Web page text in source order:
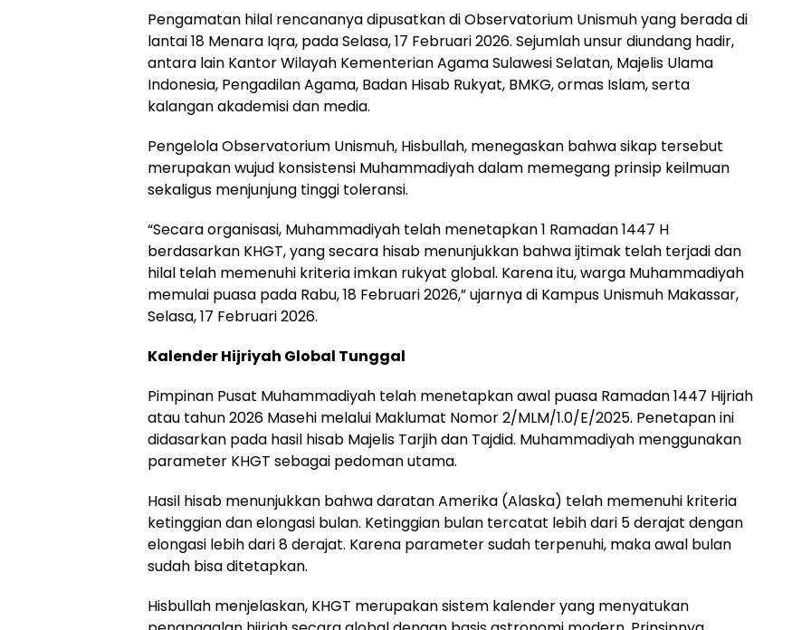
Pengamatan hilal rencananya dipusatkan di Observatorium Unismuh yang berada di
lantai 18 Menara Iqra, pada Selasa, 17 Februari 2026. Sejumlah unsur diundang hadir,
antara lain Kantor Wilayah Kementerian Agama Sulawesi Selatan, Majelis Ulama
Indonesia, Pengadilan Agama, Badan Hisab Rukyat, BMKG, ormas Islam, serta
kalangan akademisi dan media.
Pengelola Observatorium Unismuh, Hisbullah, menegaskan bahwa sikap tersebut
merupakan wujud konsistensi Muhammadiyah dalam memegang prinsip keilmuan
sekaligus menjunjung tinggi toleransi.
“Secara organisasi, Muhammadiyah telah menetapkan 1 Ramadan 1447 H
berdasarkan KHGT, yang secara hisab menunjukkan bahwa ijtimak telah terjadi dan
hilal telah memenuhi kriteria imkan rukyat global. Karena itu, warga Muhammadiyah
memulai puasa pada Rabu, 18 Februari 2026,” ujarnya di Kampus Unismuh Makassar,
Selasa, 17 Februari 2026.
Kalender Hijriyah Global Tunggal
Pimpinan Pusat Muhammadiyah telah menetapkan awal puasa Ramadan 1447 Hijriah
atau tahun 2026 Masehi melalui Maklumat Nomor 2/MLM/1.0/E/2025. Penetapan ini
didasarkan pada hasil hisab Majelis Tarjih dan Tajdid. Muhammadiyah menggunakan
parameter KHGT sebagai pedoman utama.
Hasil hisab menunjukkan bahwa daratan Amerika (Alaska) telah memenuhi kriteria
ketinggian dan elongasi bulan. Ketinggian bulan tercatat lebih dari 5 derajat dengan
elongasi lebih dari 8 derajat. Karena parameter sudah terpenuhi, maka awal bulan
sudah bisa ditetapkan.
Hisbullah menjelaskan, KHGT merupakan sistem kalender yang menyatukan